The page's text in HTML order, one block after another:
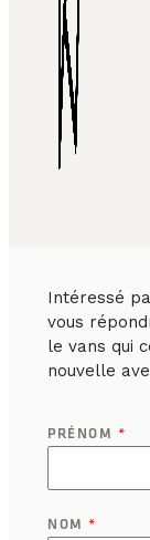
Intéressé
vous
le vans qui
nouvelle
PRÉNOM *
NOM *